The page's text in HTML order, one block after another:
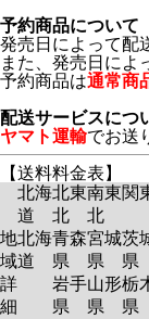
予約商品について
発売日によって配
また、発売日によ
予約商品は通常商
配送サービスにつ
ヤマト運輸でお送
【送料料金表】
北海
道
北東
北
南東
北
関
地
域
詳
細
北海
道
青森
県
岩手
県
宮城
県
山形
県
茨
県
栃
県